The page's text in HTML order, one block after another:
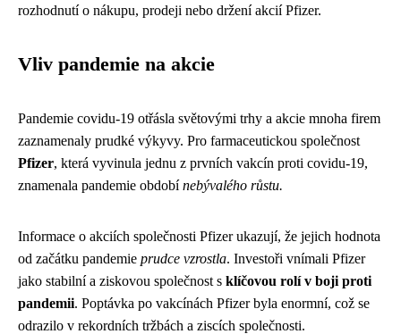
rozhodnutí o nákupu, prodeji nebo držení akcií Pfizer.
Vliv pandemie na akcie
Pandemie covidu-19 otřásla světovými trhy a akcie mnoha firem
zaznamenaly prudké výkyvy. Pro farmaceutickou společnost
Pfizer, která vyvinula jednu z prvních vakcín proti covidu-19,
znamenala pandemie obdobínebývalého růstu.
Informace o akciích společnosti Pfizer ukazují, že jejich hodnota
od začátku pandemie prudce vzrostla. Investoři vnímali Pfizer
jako stabilní a ziskovou společnost s klíčovou rolí v boji proti
pandemii. Poptávka po vakcínách Pfizer byla enormní, což se
odrazilo v rekordních tržbách a ziscích společnosti.